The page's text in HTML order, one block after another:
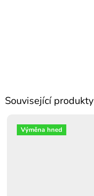
Související produkty
Výměna hned